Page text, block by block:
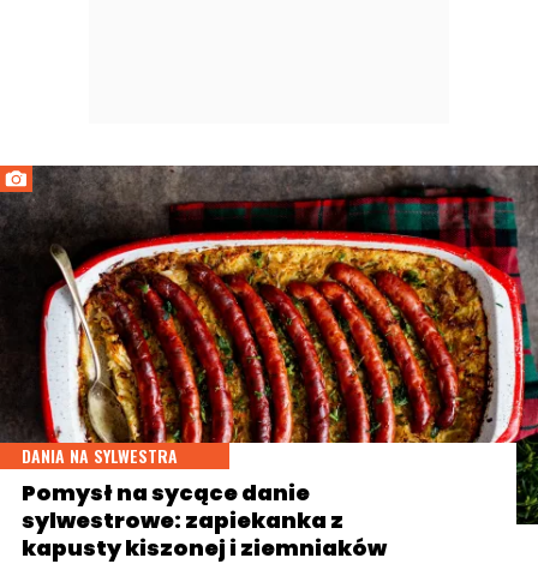
DANIA NA SYLWESTRA
Pomysł na sycące danie
sylwestrowe: zapiekanka z
kapusty kiszonej i ziemniaków